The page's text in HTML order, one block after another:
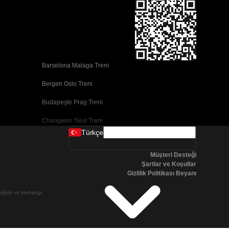
Barselona Malaga Treni
Bergen Oslo Treni
Budapeşte Prag Treni
Changwon Seul Treni
ve herhangi
Türkçe
Müşteri Desteği
Şartlar ve Koşullar
Gizlilik Politikası Beyanı